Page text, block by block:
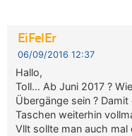
EiFelEr
06/09/2016 12:37
Hallo,
Toll… Ab Juni 2017 ?
Übergänge sein ?
Taschen weiterhin
Vllt sollte man auch mal